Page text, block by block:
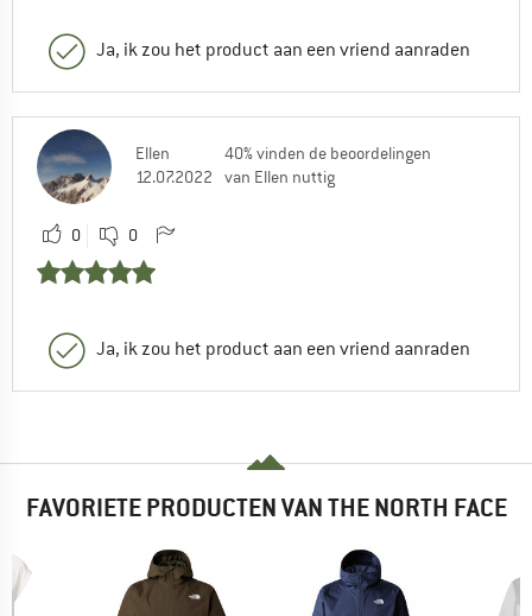
Ja, ik zou het product aan een vriend aanraden
Ellen
12.07.2022
40% vinden de beoordelingen
van Ellen nuttig
0 0
Ja, ik zou het product aan een vriend aanraden
FAVORIETE PRODUCTEN VAN THE NORTH FACE